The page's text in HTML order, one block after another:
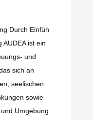
Durch Einfüh
AUDEA ist ein
und
sich an
seelischen
sowie
Umgebung